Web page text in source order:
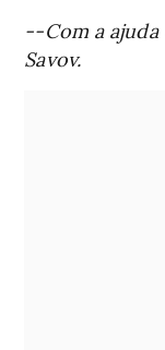
--Com a ajuda
Savov.